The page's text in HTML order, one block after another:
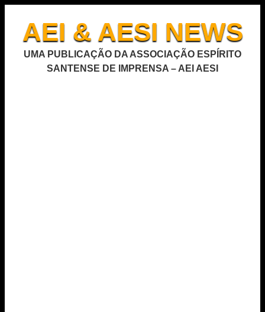
AEI & AESI NEWS
UMA PUBLICAÇÃO DA ASSOCIAÇÃO ESPÍRITO
SANTENSE DE IMPRENSA – AEI AESI